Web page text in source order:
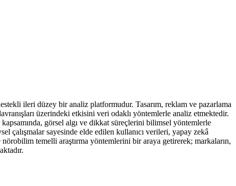
ileri düzey bir analiz platformudur. Tasarım, reklam ve pazarlama
üzerindeki etkisini veri odaklı yöntemlerle analiz etmektedir.
görsel algı ve dikkat süreçlerini bilimsel yöntemlerle
çalışmalar sayesinde elde edilen kullanıcı verileri, yapay zekâ
temelli araştırma yöntemlerini bir araya getirerek; markaların,